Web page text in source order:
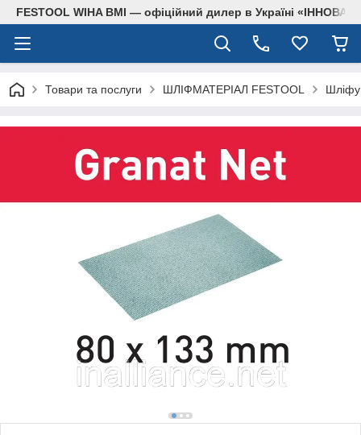
FESTOOL WIHA BMI — офіційний дилер в Україні
Товари та послуги ШЛІФМАТЕРІАЛ FESTOOL